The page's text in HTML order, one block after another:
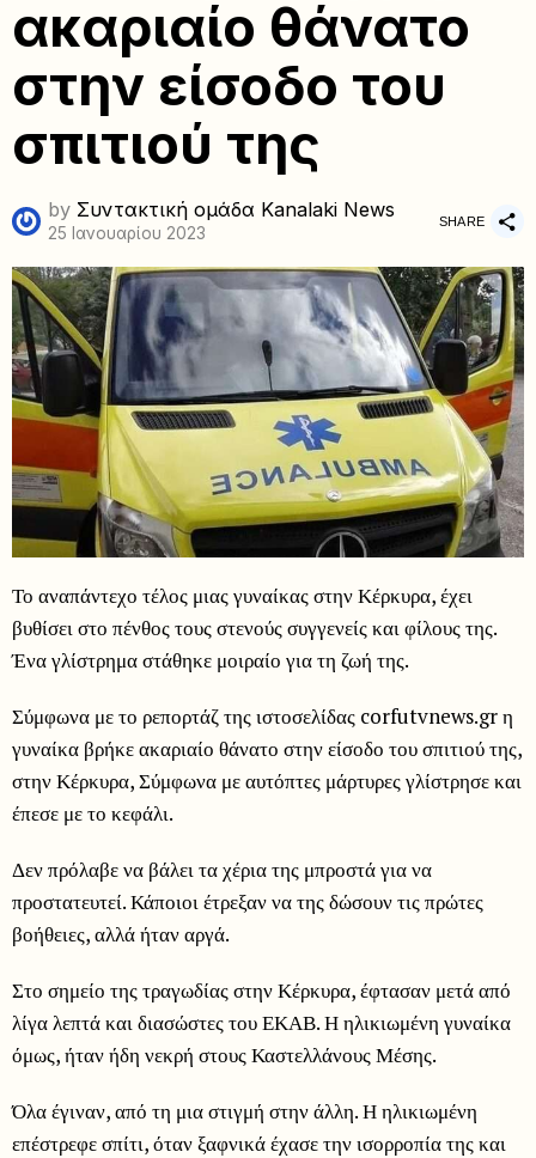
ακαριαίο θάνατο
στην είσοδο του
σπιτιού της
by Συντακτική ομάδα Kanalaki News
25 Ιανουαρίου 2023
SHARE
Το αναπάντεχο τέλος μιας γυναίκας στην Κέρκυρα, έχει
βυθίσει στο πένθος τους στενούς συγγενείς και φίλους της.
Ένα γλίστρημα στάθηκε μοιραίο για τη ζωή της.
Σύμφωνα με το ρεπορτάζ της ιστοσελίδας corfutvnews.gr η
γυναίκα βρήκε ακαριαίο θάνατο στην είσοδο του σπιτιού της,
στην Κέρκυρα, Σύμφωνα με αυτόπτες μάρτυρες γλίστρησε και
έπεσε με το κεφάλι.
Δεν πρόλαβε να βάλει τα χέρια της μπροστά για να
προστατευτεί. Κάποιοι έτρεξαν να της δώσουν τις πρώτες
βοήθειες, αλλά ήταν αργά.
Στο σημείο της τραγωδίας στην Κέρκυρα, έφτασαν μετά από
λίγα λεπτά και διασώστες του ΕΚΑΒ. Η ηλικιωμένη γυναίκα
όμως, ήταν ήδη νεκρή στους Καστελλάνους Μέσης.
Όλα έγιναν, από τη μια στιγμή στην άλλη. Η ηλικιωμένη
επέστρεφε σπίτι, όταν ξαφνικά έχασε την ισορροπία της και